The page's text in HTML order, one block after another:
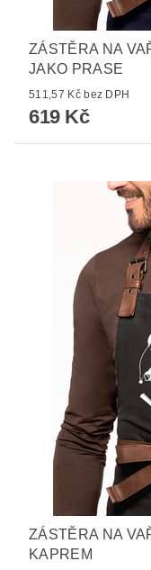
ZÁSTĚRA NA
JAKO PRASE
511,57 Kč bez DPH
619 Kč
ZÁSTĚRA NA
KAPREM